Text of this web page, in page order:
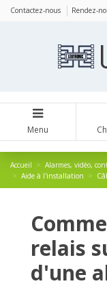
Contactez-nous Rendez-
Menu
Accueil Alarmes, vidéo,
Aide à l'installation
relais
d'une
Panneau de gestion des